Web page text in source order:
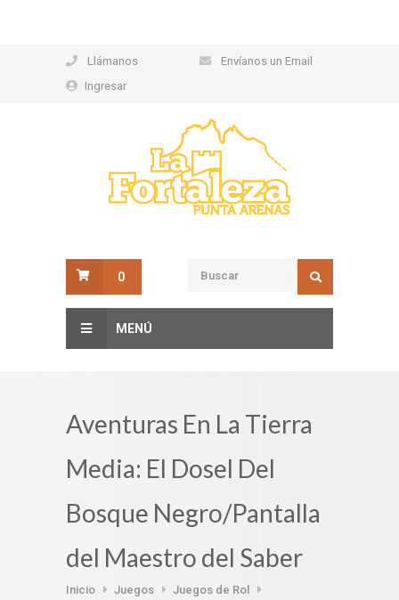
Llámanos
Envíanos un Email
Ingresar
0
MENÚ
Aventuras En La Tierra
Media: El Dosel Del
Bosque Negro/Pantalla
del Maestro del Saber
Inicio Juegos
Juegos de Rol